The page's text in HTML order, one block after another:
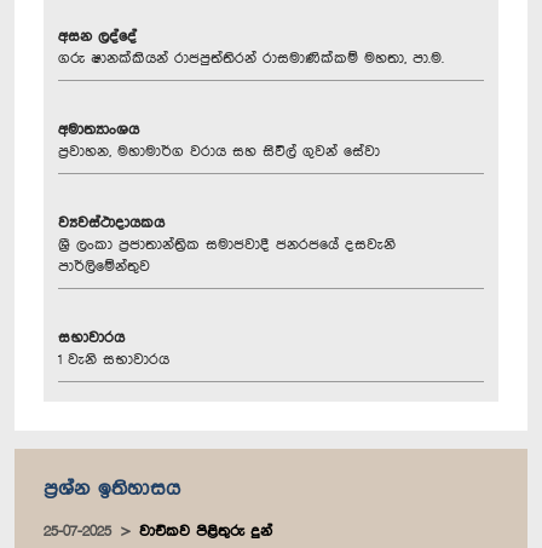
අසන ලද්දේ
ගරු ෂානක්කියන් රාජපුත්තිරන් රාසමාණික්කම් මහතා, පා.ම.
අමාත්‍යාංශය
ප්‍රවාහන, මහාමාර්ග වරාය සහ සිවිල් ගුවන් සේවා
ව්‍යවස්ථාදායකය
ශ්‍රී ලංකා ප්‍රජාතාන්ත්‍රික සමාජවාදී ජනරජයේ දසවැනි
පාර්ලිමේන්තුව
සභාවාරය
1 වැනි සභාවාරය
ප්‍රශ්න ඉතිහාසය
25-07-2025 වාචිකව පිළිතුරු දුන්